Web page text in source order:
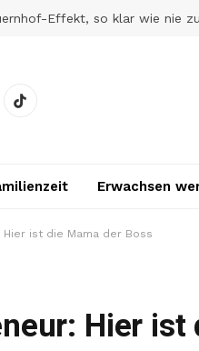
TikTok
Erwachsen
Hier ist die Mama der Boss
Hier ist